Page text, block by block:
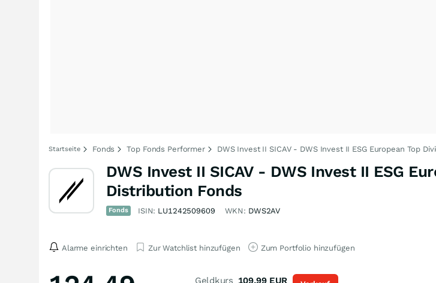
Startseite Fonds Top Fonds Performer DWS Invest II SICAV - DWS Invest II ESG European Top
DWS Invest II SICAV - DWS Invest II ESG
Distribution Fonds
Fonds ISIN: LU1242509609 WKN: DWS2AV
Alarme einrichten Zur Watchlist hinzufügen Zum Portfolio hinzufügen
Geldkurs 109,99 EUR